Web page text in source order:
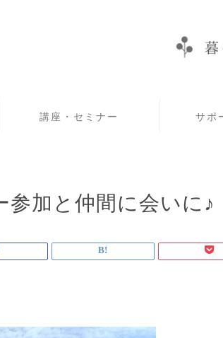
講座・セミナー サポ
参加と仲間に会いに♪